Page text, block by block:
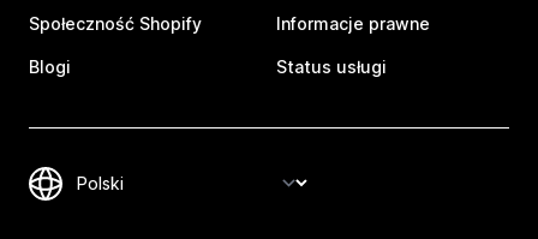
Społeczność Shopify
Blogi
Informacje prawne
Status usługi